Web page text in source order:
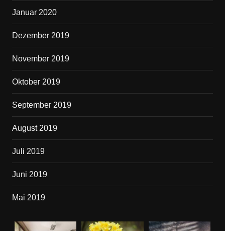
Januar 2020
Dezember 2019
November 2019
Oktober 2019
September 2019
August 2019
Juli 2019
Juni 2019
Mai 2019